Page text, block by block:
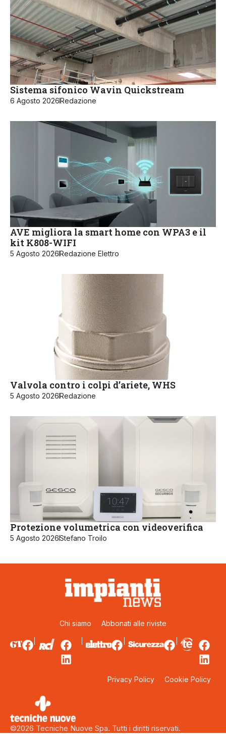
Sistema sifonico Wavin Quickstream
6 Agosto 2026Redazione
AVE migliora la smart home con WPA3 e il
kit K808-WIFI
5 Agosto 2026Redazione Elettro
Valvola contro i colpi d’ariete, WHS
5 Agosto 2026Redazione
Protezione volumetrica con videoverifica
5 Agosto 2026Stefano Troilo
Chi siamo Abbonati alle riviste
Privacy Policy Cookie Policy
©2026 Tecniche Nuove Spa. Tutti i diritti riservati.